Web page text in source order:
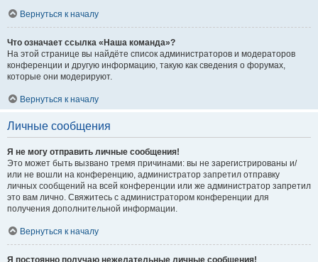
Вернуться к началу
Что означает ссылка «Наша команда»?
На этой странице вы найдёте список администраторов и модераторов
конференции и другую информацию, такую как сведения о форумах,
которые они модерируют.
Вернуться к началу
Личные сообщения
Я не могу отправить личные сообщения!
Это может быть вызвано тремя причинами: вы не зарегистрированы и/
или не вошли на конференцию, администратор запретил отправку
личных сообщений на всей конференции или же администратор запретил
это вам лично. Свяжитесь с администратором конференции для
получения дополнительной информации.
Вернуться к началу
Я постоянно получаю нежелательные личные сообщения!